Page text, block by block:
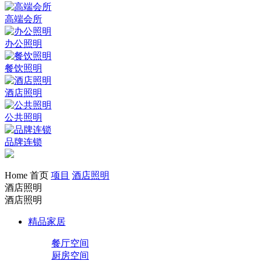
高端会所
办公照明
餐饮照明
酒店照明
公共照明
品牌连锁
Home 首页 项目 酒店照明
酒店照明
酒店照明
精品家居
餐厅空间
厨房空间